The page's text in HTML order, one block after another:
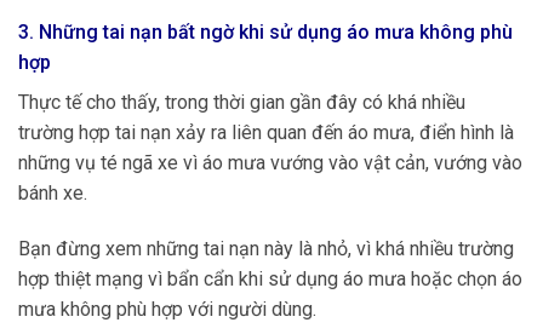
3. Những tai nạn bất ngờ khi sử dụng áo mưa không phù
hợp
Thực tế cho thấy, trong thời gian gần đây có khá nhiều
trường hợp tai nạn xảy ra liên quan đến áo mưa, điển hình là
những vụ té ngã xe vì áo mưa vướng vào vật cản, vướng vào
bánh xe.
Bạn đừng xem những tai nạn này là nhỏ, vì khá nhiều trường
hợp thiệt mạng vì bẩn cẩn khi sử dụng áo mưa hoặc chọn áo
mưa không phù hợp với người dùng.